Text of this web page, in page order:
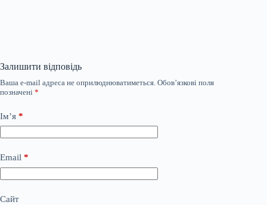
Залишити відповідь
Ваша e-mail адреса не оприлюднюватиметься. Обов’язкові поля
позначені *
Ім’я *
Email *
Сайт